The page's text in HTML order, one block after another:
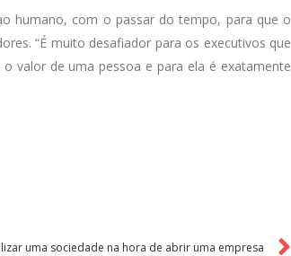
humano, com o passar do tempo, para que o
“É muito desafiador para os executivos que
valor de uma pessoa e para ela é exatamente
uma sociedade na hora de abrir uma empresa